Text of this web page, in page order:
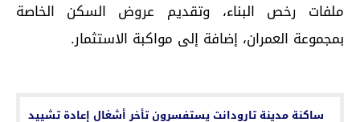
ملفات رخص البناء، وتقديم عروض السكن الخاصة
بمجموعة العمران، إضافة إلى مواكبة الاستثمار.
ساكنة مدينة تارودانت يستفسرون تأخر أشغال إعادة تشييد